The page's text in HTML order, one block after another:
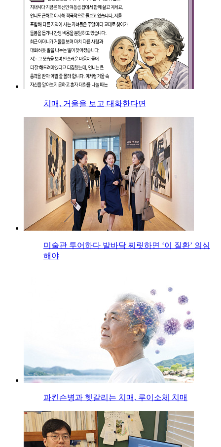
치매, 거울을 보고 대화한다면
미술관 투어하다 발바닥 찌릿하면 ‘이 질환’ 의심
해야
파킨슨병과 헷갈리는 치매, 루이소체 치매